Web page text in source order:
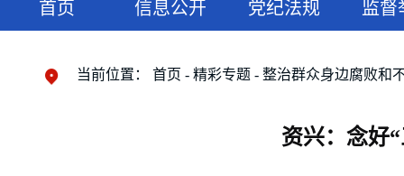
首页 信息公开 党纪法规 监督
当前位置： 首页 精彩专题 整治群众身边腐败和
资兴：念好